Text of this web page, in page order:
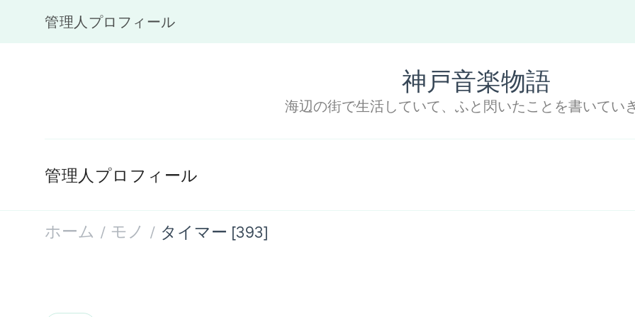
管理人プロフィール
神戸音楽物語
海辺の街で生活していて、ふと閃いたことを書いてい
管理人プロフィール
ホーム / モノ / タイマー [393]